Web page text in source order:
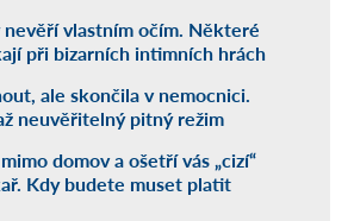
vlastním očím. Některé
při bizarních intimních hrách
ale skončila v nemocnici.
neuvěřitelný pitný režim
domov a ošetří vás „cizí“
Kdy budete muset platit